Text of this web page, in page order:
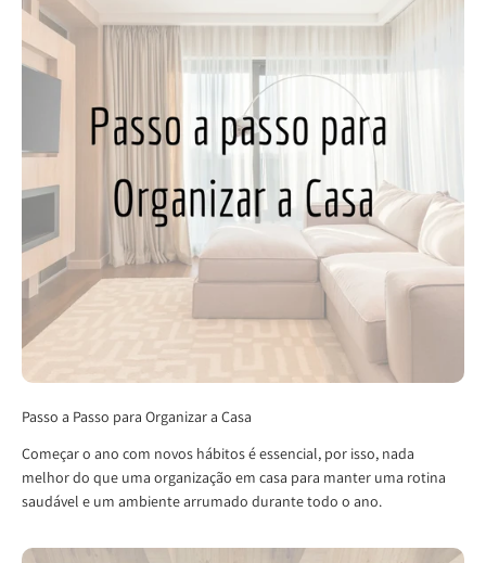
Passo a Passo para Organizar a Casa
Começar o ano com novos hábitos é essencial, por isso, nada
melhor do que uma organização em casa para manter uma rotina
saudável e um ambiente arrumado durante todo o ano.